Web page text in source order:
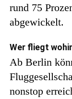
rund 75
abgewickelt.
Wer fliegt
Ab Berlin
nonstop